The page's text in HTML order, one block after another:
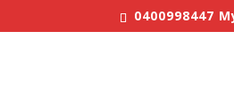
0400998447